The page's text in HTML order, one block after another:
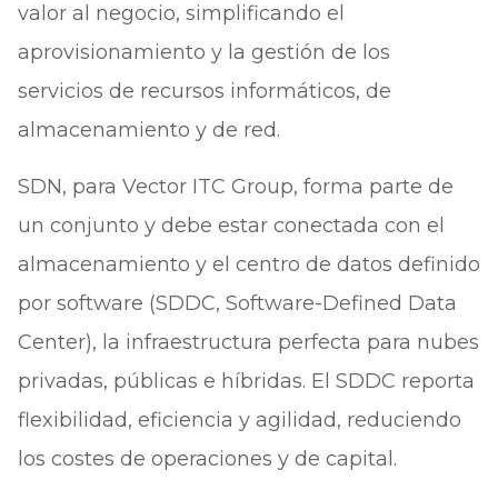
valor al negocio, simplificando el
aprovisionamiento y la gestión de los
servicios de recursos informáticos, de
almacenamiento y de red.
SDN, para Vector ITC Group, forma parte de
un conjunto y debe estar conectada con el
almacenamiento y el centro de datos definido
por software (SDDC, Software-Defined Data
Center), la infraestructura perfecta para nubes
privadas, públicas e híbridas. El SDDC reporta
flexibilidad, eficiencia y agilidad, reduciendo
los costes de operaciones y de capital.